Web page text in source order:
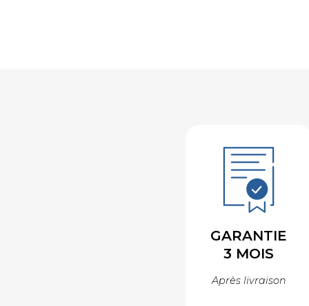
GARANTIE
3 MOIS
Après livraison